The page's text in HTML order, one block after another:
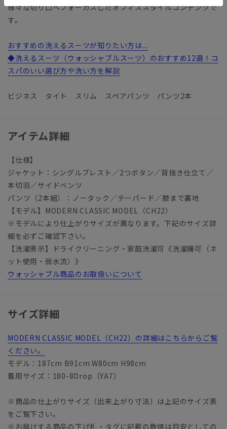
様々な切り口へフォーカスしたオフィススタイルコンテンツで
す。
おすすめの洗えるスーツが知りたい方は...
◆洗えるスーツ（ウォッシャブルスーツ）のおすすめ12選！コ
スパのいい選び方や洗い方を解説
ビジネス タイト スリム スペアパンツ パンツ2本
アイテム詳細
【仕様】
ジャケット：シングルブレスト／2つボタン／背抜き仕立て／
本切羽／サイドベンツ
パンツ（2本組）：ノータック／テーパード／膝まで裏地
【モデル】MODERN CLASSIC MODEL（CH22）
※モデルにより仕上がりサイズが異なります。下記のサイズ詳
細を必ずご確認下さい。
【洗濯表示】ドライクリーニング・家庭洗濯可《洗濯機可（ネ
ット使用・弱水流）》
ウォッシャブル商品のお取扱いについて
サイズ詳細
MODERN CLASSIC MODEL（CH22）の詳細はこちらからご覧
ください。
モデル：187cm B91cm W80cm H98cm
着用サイズ：180-8Drop（YA7）
※商品の仕上がりサイズ（出来上がり寸法）は上記のサイズ表
をご覧下さい。
※お届けする商品の下げ札・タグに記載の数値は目安としての